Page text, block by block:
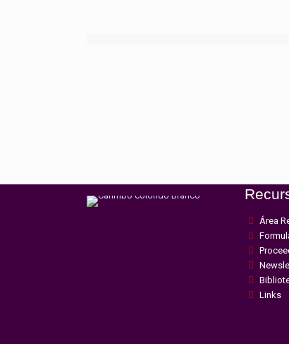
Área
Links